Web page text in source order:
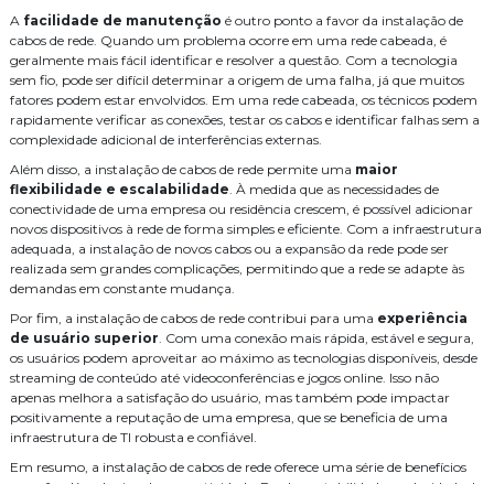
A facilidade de manutenção é outro ponto a favor da instalação de
cabos de rede. Quando um problema ocorre em uma rede cabeada, é
geralmente mais fácil identificar e resolver a questão. Com a tecnologia
sem fio, pode ser difícil determinar a origem de uma falha, já que muitos
fatores podem estar envolvidos. Em uma rede cabeada, os técnicos podem
rapidamente verificar as conexões, testar os cabos e identificar falhas sem a
complexidade adicional de interferências externas.
Além disso, a instalação de cabos de rede permite uma maior
flexibilidade e escalabilidade . À medida que as necessidades de
conectividade de uma empresa ou residência crescem, é possível adicionar
novos dispositivos à rede de forma simples e eficiente. Com a infraestrutura
adequada, a instalação de novos cabos ou a expansão da rede pode ser
realizada sem grandes complicações, permitindo que a rede se adapte às
demandas em constante mudança.
Por fim, a instalação de cabos de rede contribui para uma experiência
de usuário superior . Com uma conexão mais rápida, estável e segura,
os usuários podem aproveitar ao máximo as tecnologias disponíveis, desde
streaming de conteúdo até videoconferências e jogos online. Isso não
apenas melhora a satisfação do usuário, mas também pode impactar
positivamente a reputação de uma empresa, que se beneficia de uma
infraestrutura de TI robusta e confiável.
Em resumo, a instalação de cabos de rede oferece uma série de benefícios